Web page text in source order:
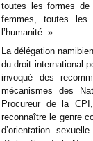
toutes les formes de
femmes, toutes les
l’humanité. »
La délégation
du droit international
invoqué des
mécanismes des
Procureur de la
reconnaître le genre
d’orientation